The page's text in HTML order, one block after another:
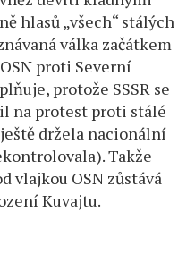
hlasů „všech“ stálých
válka začátkem
proti Severní
protože SSSR se
na protest proti stálé
držela nacionální
Takže
vlajkou OSN zůstává
Kuvajtu.